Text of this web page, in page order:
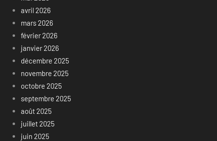
avril 2026
mars 2026
février 2026
janvier 2026
décembre 2025
novembre 2025
octobre 2025
septembre 2025
août 2025
juillet 2025
juin 2025